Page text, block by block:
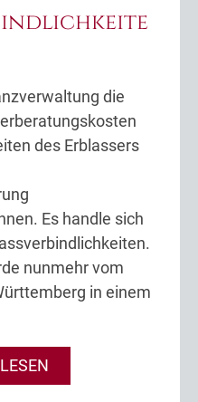
die
des Erblassers
Es handle sich
nunmehr vom
in einem